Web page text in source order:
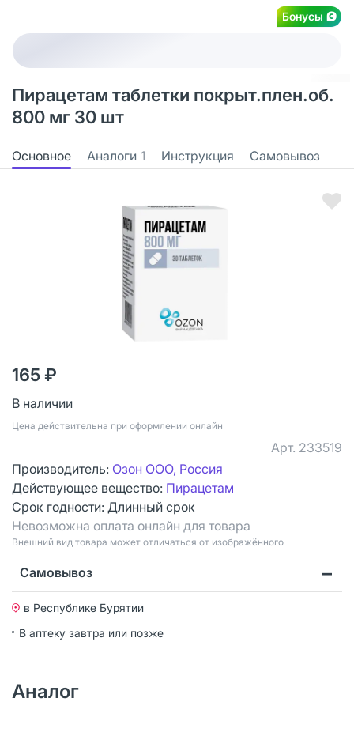
Бонусы
Пирацетам таблетки покрыт.плен.об.
800 мг 30 шт
Основное Аналоги 1 Инструкция Самовывоз
165 ₽
В наличии
Цена действительна при оформлении онлайн
Арт. 233519
Производитель: Озон ООО, Россия
Действующее вещество: Пирацетам
Срок годности: Длинный срок
Невозможна оплата онлайн для товара
Bнешний вид товара может отличаться от изображённого
Самовывоз
в Республике Бурятии
В аптеку завтра или позже
Аналог